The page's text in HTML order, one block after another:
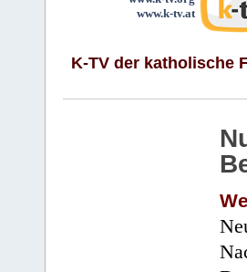
www.k-tv.at
K-TV der katholische